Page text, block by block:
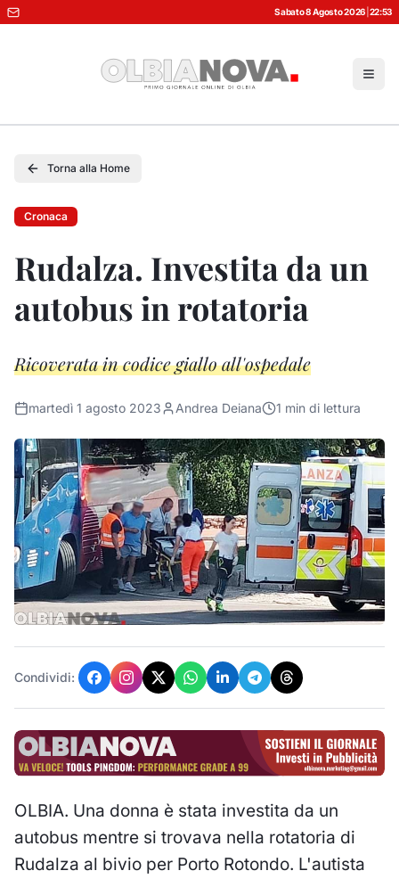
Sabato 8 Agosto 2026 22:53
Torna alla Home
Cronaca
Rudalza. Investita da un
autobus in rotatoria
Ricoverata in codice giallo all'ospedale
martedì 1 agosto 2023 Andrea Deiana 1 min di lettura
Condividi:
OLBIA. Una donna è stata investita da un
autobus mentre si trovava nella rotatoria di
Rudalza al bivio per Porto Rotondo. L'autista